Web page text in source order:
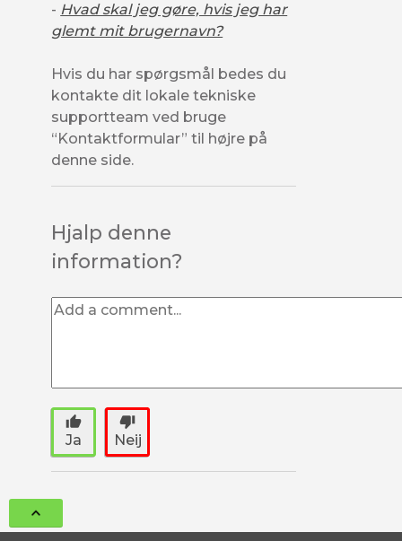
- Hvad skal jeg gøre, hvis jeg har
glemt mit brugernavn?
Hvis du har spørgsmål bedes du
kontakte dit lokale tekniske
supportteam ved bruge
“Kontaktformular” til højre på
denne side.
Hjalp denne
information?
thumb_up
Ja
thumb_down
Neij